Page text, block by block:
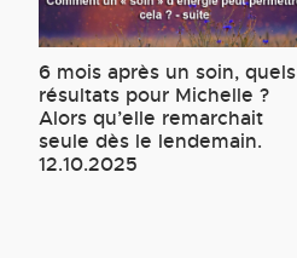
6 mois après un soin, quels
résultats pour Michelle ?
Alors qu’elle remarchait
seule dès le lendemain.
12.10.2025